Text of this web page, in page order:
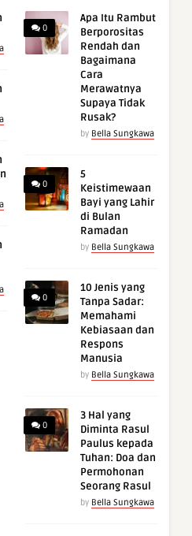
0
Apa Itu Rambut
Berporositas
Rendah dan
Bagaimana
Cara
Merawatnya
Supaya Tidak
Rusak?
by Bella Sungkawa
0
5
Keistimewaan
Bayi yang Lahir
di Bulan
Ramadan
by Bella Sungkawa
0
10 Jenis yang
Tanpa Sadar:
Memahami
Kebiasaan dan
Respons
Manusia
by Bella Sungkawa
0
3 Hal yang
Diminta Rasul
Paulus kepada
Tuhan: Doa dan
Permohonan
Seorang Rasul
by Bella Sungkawa